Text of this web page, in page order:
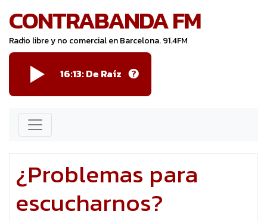
CONTRABANDA FM
Radio libre y no comercial en Barcelona. 91.4FM
16:13:De Raíz
¿Problemas para
escucharnos?